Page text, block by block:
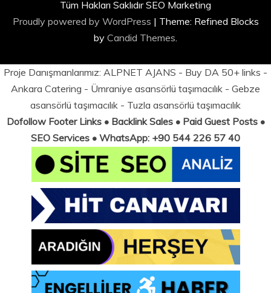
Tüm Hakları Saklıdır SEO Marketing
Proudly powered by WordPress | Theme: Refined Blocks
by Candid Themes.
Proje Danışmanlarımız: ALPNET AJANS - Buy DA 50+ links -
Ankara Catering - Ümraniye asansörlü taşımacılık - Gebze
asansörlü taşımacılık - Tuzla asansörlü taşımacılık
Dofollow Footer Links • Backlink Sales • Paid Guest Posts •
SEO Services • WhatsApp: +90 544 226 57 40